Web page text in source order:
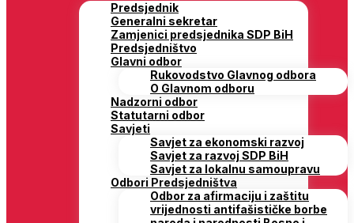
Predsjednik
Generalni sekretar
Zamjenici predsjednika SDP BiH
Predsjedništvo
Glavni odbor
Rukovodstvo Glavnog odbora
O Glavnom odboru
Nadzorni odbor
Statutarni odbor
Savjeti
Savjet za ekonomski razvoj
Savjet za razvoj SDP BiH
Savjet za lokalnu samoupravu
Odbori Predsjedništva
Odbor za afirmaciju i zaštitu
vrijednosti antifašističke borbe